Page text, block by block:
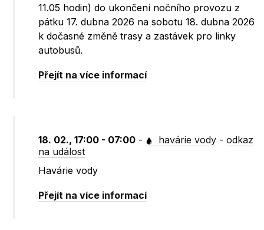
11.05 hodin) do ukončení nočního provozu z
pátku 17. dubna 2026 na sobotu 18. dubna 2026
k dočasné změně trasy a zastávek pro linky
autobusů.
Přejít na více informací
18. 02., 17:00 - 07:00 - havárie vody -odkaz
na událost
Havárie vody
Přejít na více informací